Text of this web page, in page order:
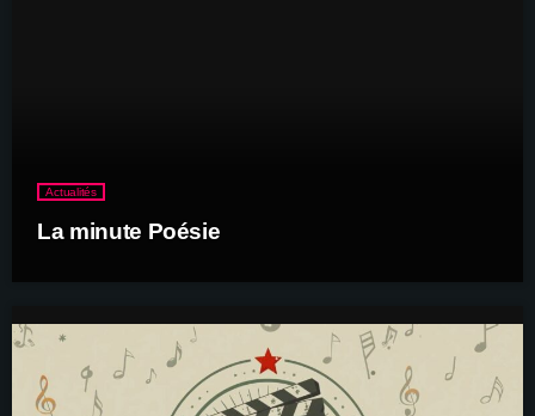
Actualités
La minute Poésie